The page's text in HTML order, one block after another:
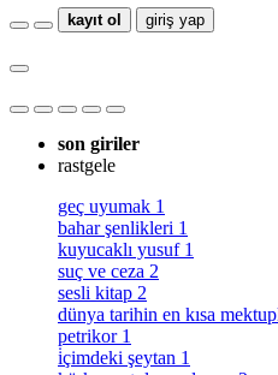
kayıt ol giriş yap
son giriler
rastgele
geç uyumak 1
bahar şenlikleri 1
kuyucaklı yusuf 1
suç ve ceza 2
sesli kitap 2
dünya tarihin en kısa
petrikor 1
i̇çimdeki şeytan 1